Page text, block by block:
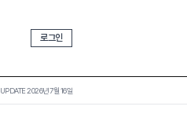
로그인
UPDATE 2026년 7월 16일